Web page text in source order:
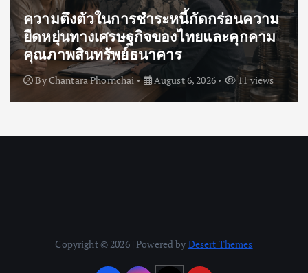
ความตึงตัวในการชำระหนี้กัดกร่อนความ
ยืดหยุ่นทางเศรษฐกิจของไทยและคุกคาม
คุณภาพสินทรัพย์ธนาคาร
ByChantara Phornchai August 6, 2026 11 views
Copyright © 2026 | Powered by Desert Themes